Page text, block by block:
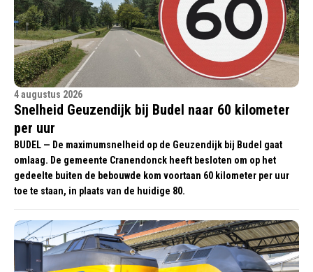
4 augustus 2026
Snelheid Geuzendijk bij Budel naar 60 kilometer
per uur
BUDEL — De maximumsnelheid op de Geuzendijk bij Budel gaat
omlaag. De gemeente Cranendonck heeft besloten om op het
gedeelte buiten de bebouwde kom voortaan 60 kilometer per uur
toe te staan, in plaats van de huidige 80.